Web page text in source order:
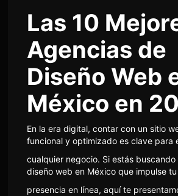
Las 10
Agencias de
Diseño Web
México en
En la era digital, contar con un sitio
funcional y optimizado es clave para
cualquier negocio. Si estás
diseño web en México que impulse tu
presencia en línea, aquí te